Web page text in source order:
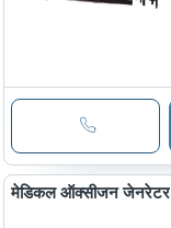
मेडिकल ऑक्सीजन जेनरेटर